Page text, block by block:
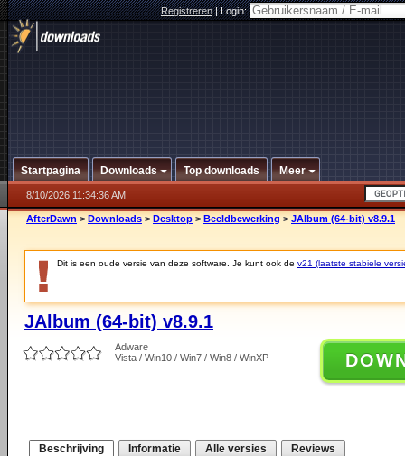
Registreren|Login:
Startpagina Downloads Top downloads Meer
8/10/2026 11:34:36 AM
AfterDawn > Downloads > Desktop > Beeldbewerking > JAlbum (64-bit) v8.9.1
Dit is een oude versie van deze software. Je kunt ook de v21 (laatste stabiele
JAlbum (64-bit) v8.9.1
Adware
Vista / Win10 / Win7 / Win8 / WinXP
Beschrijving Informatie Alle versies Reviews